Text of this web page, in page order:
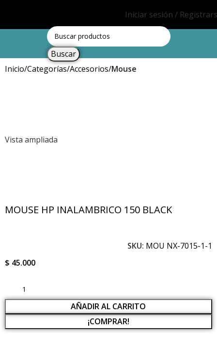
Iniciar sesión /
Buscar
Inicio Categorías Accesorios Mouse
Vista ampliada
MOUSE HP INALAMBRICO 150 BLACK
SKU: MOU NX-7015-1-1
$ 45.000
AÑADIR AL CARRITO
¡COMPRAR!